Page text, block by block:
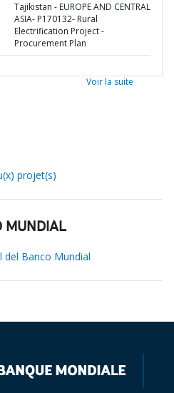
Tajikistan - EUROPE AND CENTRAL
ASIA- P170132- Rural
Electrification Project -
Procurement Plan
Voir la suite
projet(s)
MUNDIAL
del Banco Mundial